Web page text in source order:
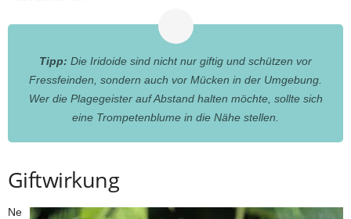
Tipp: Die Iridoide sind nicht nur giftig und schützen vor
Fressfeinden, sondern auch vor Mücken in der Umgebung.
Wer die Plagegeister auf Abstand halten möchte, sollte sich
eine Trompetenblume in die Nähe stellen.
Giftwirkung
Ne